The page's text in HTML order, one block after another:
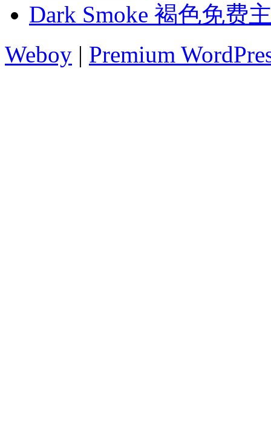
Dark Smoke 褐色免费
Weboy | Premium